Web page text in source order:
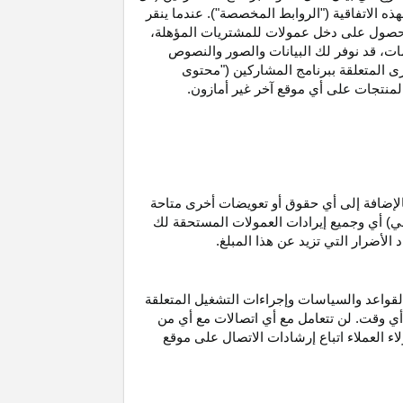
الاتفاقية ("الروابط المخصصة"). عندما ينقر
على دخل عمولات للمشتريات
المؤهلة،
قد نوفر لك البيانات والصور والنصوص
المتعلقة ببرنامج المشاركين ("محتوى
على أي موقع آخر غير أمازون.
إلى أي حقوق أو تعويضات أخرى متاحة
أي وجميع إيرادات العمولات المستحقة لك
التي تزيد عن هذا المبلغ.
والسياسات وإجراءات التشغيل المتعلقة
أي وقت. لن تتعامل مع أي اتصالات مع أي من
العملاء اتباع إرشادات الاتصال على موقع